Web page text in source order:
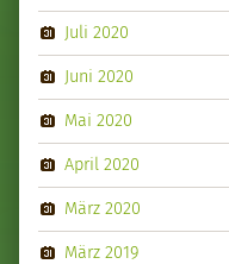
Juli 2020
Juni 2020
Mai 2020
April 2020
März 2020
März 2019